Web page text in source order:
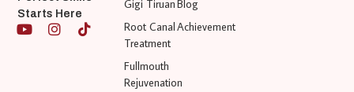
Starts Here
Blog
Achievement
Gigi Tiruan
Root Canal
Treatment
Fullmouth
Rejuvenation